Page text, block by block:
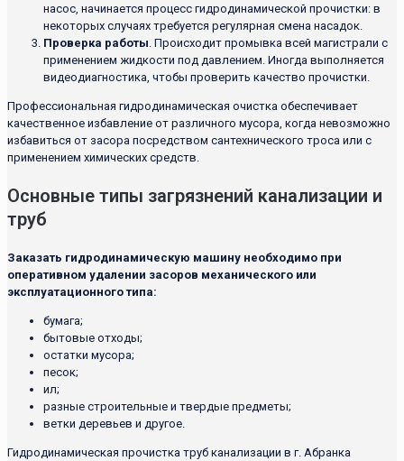
насос, начинается процесс гидродинамической прочистки: в
некоторых случаях требуется регулярная смена насадок.
Проверка работы. Происходит промывка всей магистрали с
применением жидкости под давлением. Иногда выполняется
видеодиагностика, чтобы проверить качество прочистки.
Профессиональная гидродинамическая очистка обеспечивает
качественное избавление от различного мусора, когда невозможно
избавиться от засора посредством сантехнического троса или с
применением химических средств.
Основные типы загрязнений канализации и
труб
Заказать гидродинамическую машину необходимо при
оперативном удалении засоров механического или
эксплуатационного типа:
бумага;
бытовые отходы;
остатки мусора;
песок;
ил;
разные строительные и твердые предметы;
ветки деревьев и другое.
Гидродинамическая прочистка труб канализации в г. Абранка